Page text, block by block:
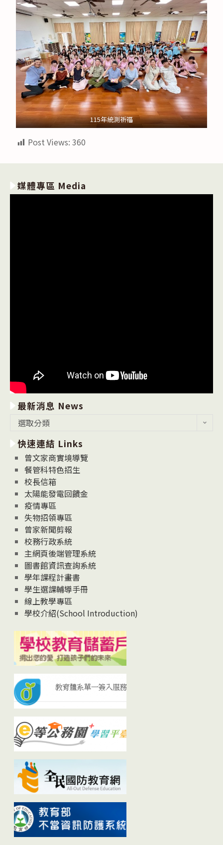
115年統測祈福
Post Views: 360
媒體專區 Media
最新消息 News
消
息
News
選取分類
快速連結 Links
曾文家商實境導覽
餐管科特色招生
校長信箱
太陽能發電回饋金
疫情專區
失物招領專區
曾家新聞剪報
校務行政系統
主網頁後端管理系統
圖書館資訊查詢系統
學年課程計畫書
學生選課輔導手冊
線上教學專區
學校介紹(School Introduction)